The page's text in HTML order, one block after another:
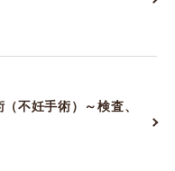
不妊手術）～検査、